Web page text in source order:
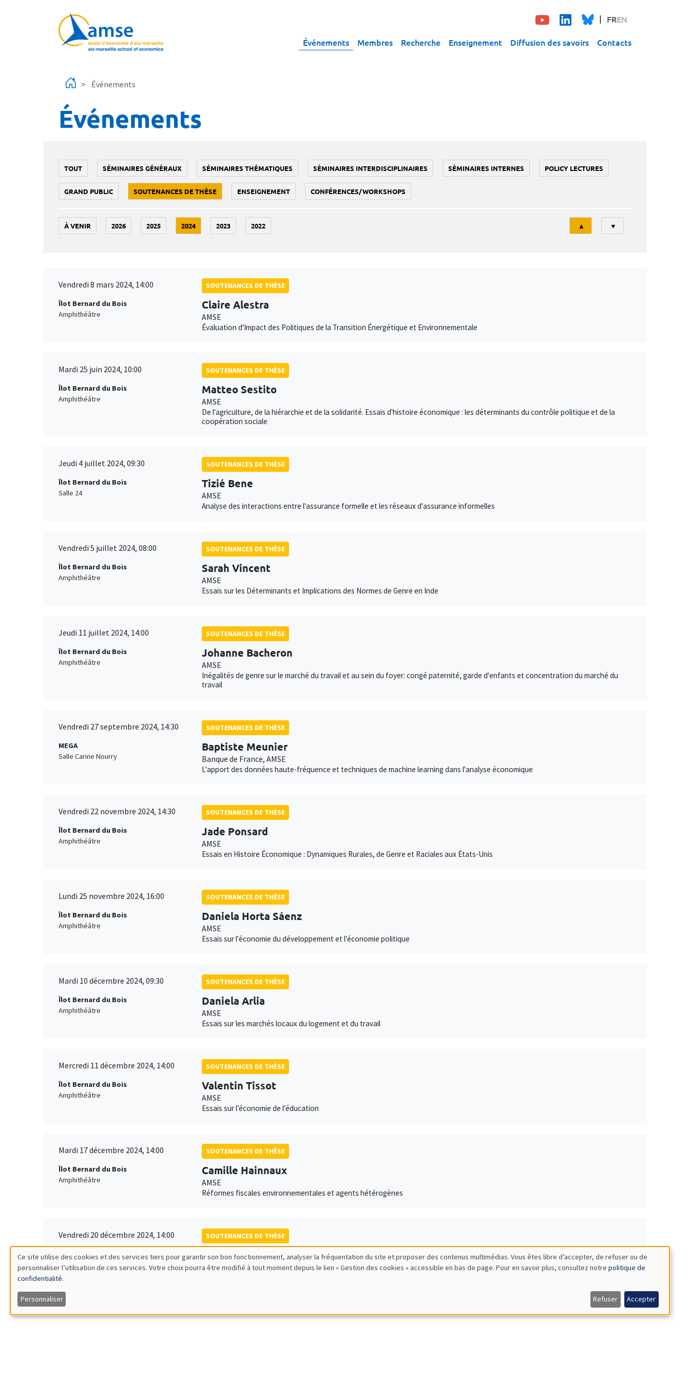
FREN
Événements Membres Recherche Enseignement Diffusion des savoirs Contacts
Événements
Événements
TOUT SÉMINAIRES GÉNÉRAUX SÉMINAIRES THÉMATIQUES SÉMINAIRES INTERDISCIPLINAIRES SÉMINAIRES INTERNES POLICY LECTURES
GRAND PUBLIC SOUTENANCES DE THÈSE ENSEIGNEMENT CONFÉRENCES/WORKSHOPS
À VENIR 2026 2025 2024 2023 2022
Tri
▲ ▼
Vendredi 8 mars 2024, 14:00
Îlot Bernard du Bois
Amphithéâtre
SOUTENANCES DE THÈSE
Claire Alestra
AMSE
Évaluation d'Impact des Politiques de la Transition Énergétique et Environnementale
Mardi 25 juin 2024, 10:00
Îlot Bernard du Bois
Amphithéâtre
SOUTENANCES DE THÈSE
Matteo Sestito
AMSE
De l'agriculture, de la hiérarchie et de la solidarité. Essais d'histoire économique : les déterminants du contrôle politique et de la
coopération sociale
Jeudi 4 juillet 2024, 09:30
Îlot Bernard du Bois
Salle 24
SOUTENANCES DE THÈSE
Tizié Bene
AMSE
Analyse des interactions entre l'assurance formelle et les réseaux d'assurance informelles
Vendredi 5 juillet 2024, 08:00
Îlot Bernard du Bois
Amphithéâtre
SOUTENANCES DE THÈSE
Sarah Vincent
AMSE
Essais sur les Déterminants et Implications des Normes de Genre en Inde
Jeudi 11 juillet 2024, 14:00
Îlot Bernard du Bois
Amphithéâtre
SOUTENANCES DE THÈSE
Johanne Bacheron
AMSE
Inégalités de genre sur le marché du travail et au sein du foyer: congé paternité, garde d'enfants et concentration du marché du
travail
Vendredi 27 septembre 2024, 14:30
MEGA
Salle Carine Nourry
SOUTENANCES DE THÈSE
Baptiste Meunier
Banque de France, AMSE
L'apport des données haute-fréquence et techniques de machine learning dans l'analyse économique
Vendredi 22 novembre 2024, 14:30
Îlot Bernard du Bois
Amphithéâtre
SOUTENANCES DE THÈSE
Jade Ponsard
AMSE
Essais en Histoire Économique : Dynamiques Rurales, de Genre et Raciales aux États-Unis
Lundi 25 novembre 2024, 16:00
Îlot Bernard du Bois
Amphithéâtre
SOUTENANCES DE THÈSE
Daniela Horta Sáenz
AMSE
Essais sur l'économie du développement et l'économie politique
Mardi 10 décembre 2024, 09:30
Îlot Bernard du Bois
Amphithéâtre
SOUTENANCES DE THÈSE
Daniela Arlia
AMSE
Essais sur les marchés locaux du logement et du travail
Mercredi 11 décembre 2024, 14:00
Îlot Bernard du Bois
Amphithéâtre
SOUTENANCES DE THÈSE
Valentin Tissot
AMSE
Essais sur l’économie de l’éducation
Mardi 17 décembre 2024, 14:00
Îlot Bernard du Bois
Amphithéâtre
SOUTENANCES DE THÈSE
Camille Hainnaux
AMSE
Réformes fiscales environnementales et agents hétérogènes
Vendredi 20 décembre 2024, 14:00
Îlot Bernard du Bois
Amphithéâtre
SOUTENANCES DE THÈSE
Ababacar Sambe
AMSE
Utilisation
des
Ce site utilise des cookies et des services tiers pour garantir son bon fonctionnement, analyser la fréquentation du site et proposer des contenus multimédias. Vous êtes libre d’accepter, de refuser ou de
personnaliser l’utilisation de ces services. Votre choix pourra être modifié à tout moment depuis le lien « Gestion des cookies » accessible en bas de page. Pour en savoir plus, consultez notre politique de
confidentialité.
Personnaliser Refuser Accepter